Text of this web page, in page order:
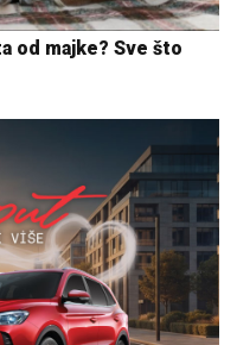
od majke? Sve što